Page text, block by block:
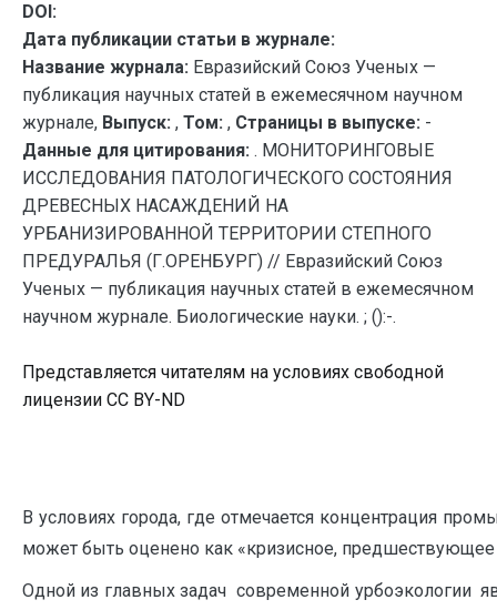
DOI:
Дата публикации статьи в журнале:
Название журнала: Евразийский Союз Ученых —
публикация научных статей в ежемесячном научном
журнале, Выпуск: , Том: , Страницы в выпуске: -
Данные для цитирования: . МОНИТОРИНГОВЫЕ
ИССЛЕДОВАНИЯ ПАТОЛОГИЧЕСКОГО СОСТОЯНИЯ
ДРЕВЕСНЫХ НАСАЖДЕНИЙ НА
УРБАНИЗИРОВАННОЙ ТЕРРИТОРИИ СТЕПНОГО
ПРЕДУРАЛЬЯ (Г.ОРЕНБУРГ) // Евразийский Союз
Ученых — публикация научных статей в ежемесячном
научном журнале. Биологические науки. ; ():-.
Представляется читателям на условиях свободной
лицензии CC BY-ND
В условиях города, где отмечается концентрация
может быть оценено как «кризисное, предшествующее
Одной из главных задач современной урбоэкологии